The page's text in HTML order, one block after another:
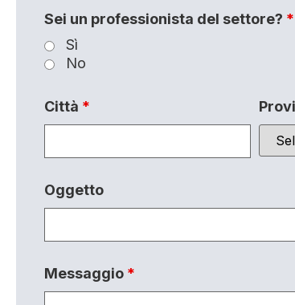
Sei un professionista del settore? *
Sì
No
Città *
Oggetto
Messaggio *